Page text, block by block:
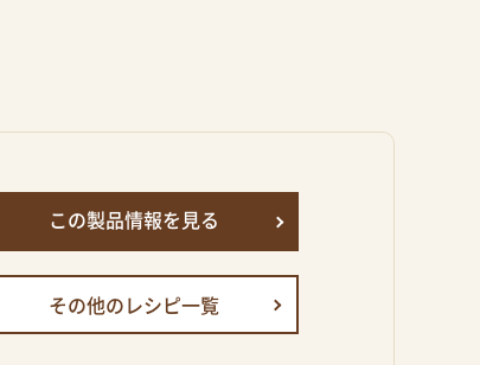
この製品情報を見る
その他のレシピ一覧